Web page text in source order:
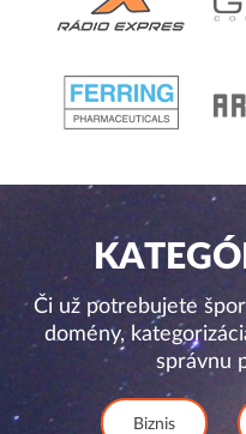
Či už potrebujete
domény,
správnu
Biznis